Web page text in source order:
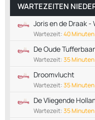
WARTEZEITEN
Joris en de Draak -
Wartezeit:40 Minuten
De Oude
Wartezeit:35 Minuten
Droomvlucht
Wartezeit:35 Minuten
De Vliegende
Wartezeit:35 Minuten